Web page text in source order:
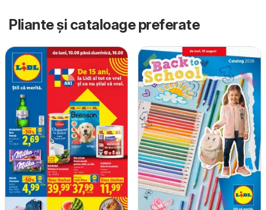
Pliante și cataloage preferate